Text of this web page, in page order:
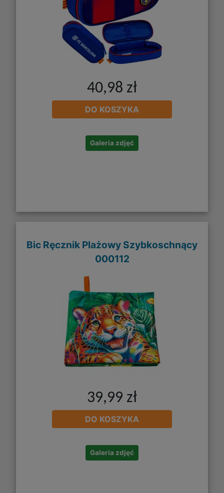
40,98 zł
DO KOSZYKA
Galeria zdjęć
Bic Ręcznik Plażowy Szybkoschnący
000112
39,99 zł
DO KOSZYKA
Galeria zdjęć